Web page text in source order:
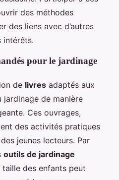
des méthodes
des liens avec d’autres
intérêts.
pour le jardinage
de livres adaptés aux
jardinage de manière
Ces ouvrages,
des activités pratiques
jeunes lecteurs. Par
outils de jardinage
des enfants peut